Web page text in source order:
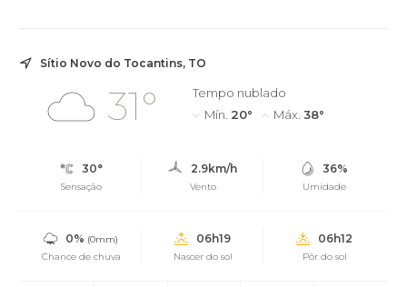
São Miguel, região do Bico do Papagaio. O jogo foi
posicionado nas imediações do campo, proferir diversas e
continuas ofensas racistas contra o bandeirinha da partida.
Sítio Novo do Tocantins, TO
31°
Tempo nublado
Mín. 20° Máx. 38°
30°
Sensação
2.9km/h
Vento
36%
Umidade
0% (0mm)
Chance de chuva
06h19
Nascer do sol
06h12
Pôr do sol